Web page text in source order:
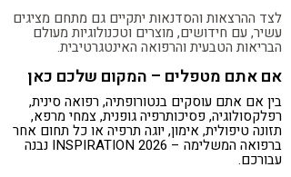
לצד ההרצאות והסדנאות יתקיים גם מתחם מציגים
עשיר, עם חידושים, מוצרים וטכנולוגיות מעולם
הבריאות הטבעית והרפואה האינטגרטיבית.
אם אתם מטפלים – המקום שלכם כאן
בין אם אתם עוסקים בנטורופתיה, רפואה סינית,
רפלקסולוגיה, פסיכותרפיה גופנית, צמחי מרפא,
תזונה טיפולית, אימון, יוגה תרפיה או כל תחום אחר
ברפואה המשלימה – INSPIRATION 2026 נבנה
עבורכם.